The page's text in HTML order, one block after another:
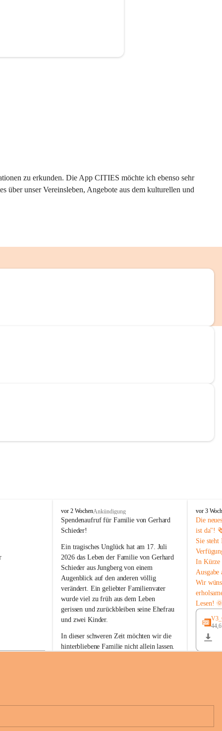
zu erkunden. Die App CITIES möchte ich ebenso sehr
über unser Vereinsleben, Angebote aus dem kulturellen und
B
u
c
-
S
t
.
M
a
g
d
a
e
n
a
vor 2 WochenAnkündigung
Spendenaufruf für Familie von Gerhard
Schieder!
Ein tragisches Unglück hat am 17. Juli
2026 das Leben der Familie von Gerhard
Schieder aus Jungberg von einem
Augenblick auf den anderen völlig
verändert. Ein geliebter Familienvater
wurde viel zu früh aus dem Leben
gerissen und zurückbleiben seine Ehefrau
und zwei Kinder.
In dieser schweren Zeit möchten wir die
hinterbliebene Familie nicht allein lassen.
Unterstützung, ihre Hilfsbereitschaft und
B
u
c
h
-
S
t
.
M
a
g
d
n
a
vor 3
Die
ist da"!
Sie
In Kürze
Ausgabe
Wir
Lesen!